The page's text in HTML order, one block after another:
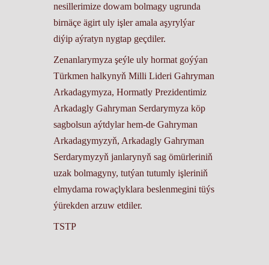
nesillerimize dowam bolmagy ugrunda
birnäçe ägirt uly işler amala aşyrylýar
diýip aýratyn nygtap geçdiler.
Zenanlarymyza şeýle uly hormat goýýan
Türkmen halkynyň Milli Lideri Gahryman
Arkadagymyza, Hormatly Prezidentimiz
Arkadagly Gahryman Serdarymyza köp
sagbolsun aýtdylar hem-de Gahryman
Arkadagymyzyň, Arkadagly Gahryman
Serdarymyzyň janlarynyň sag ömürleriniň
uzak bolmagyny, tutýan tutumly işleriniň
elmydama rowaçlyklara beslenmegini tüýs
ýürekden arzuw etdiler.
TSTP